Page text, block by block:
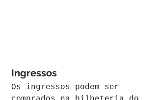
Ingressos
Os ingressos podem ser